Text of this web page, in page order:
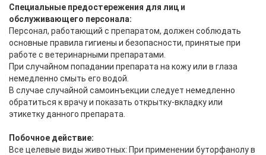
Специальные предостережения для лиц и
обслуживающего персонала:
Персонал, работающий с препаратом, должен соблюдать
основные правила гигиены и безопасности, принятые при
работе с ветеринарными препаратами.
При случайном попадании препарата на кожу или в глаза
немедленно смыть его водой.
В случае случайной самоинъекции следует немедленно
обратиться к врачу и показать открытку-вкладку или
этикетку данного препарата.
Побочное действие:
Все целевые виды животных: При применении буторфанолу в